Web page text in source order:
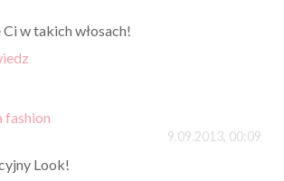
w takich włosach!
fashion
9.09.2013, 00:09
Look!